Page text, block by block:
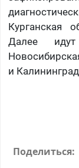
Курганская
Далее
и
Поделиться: